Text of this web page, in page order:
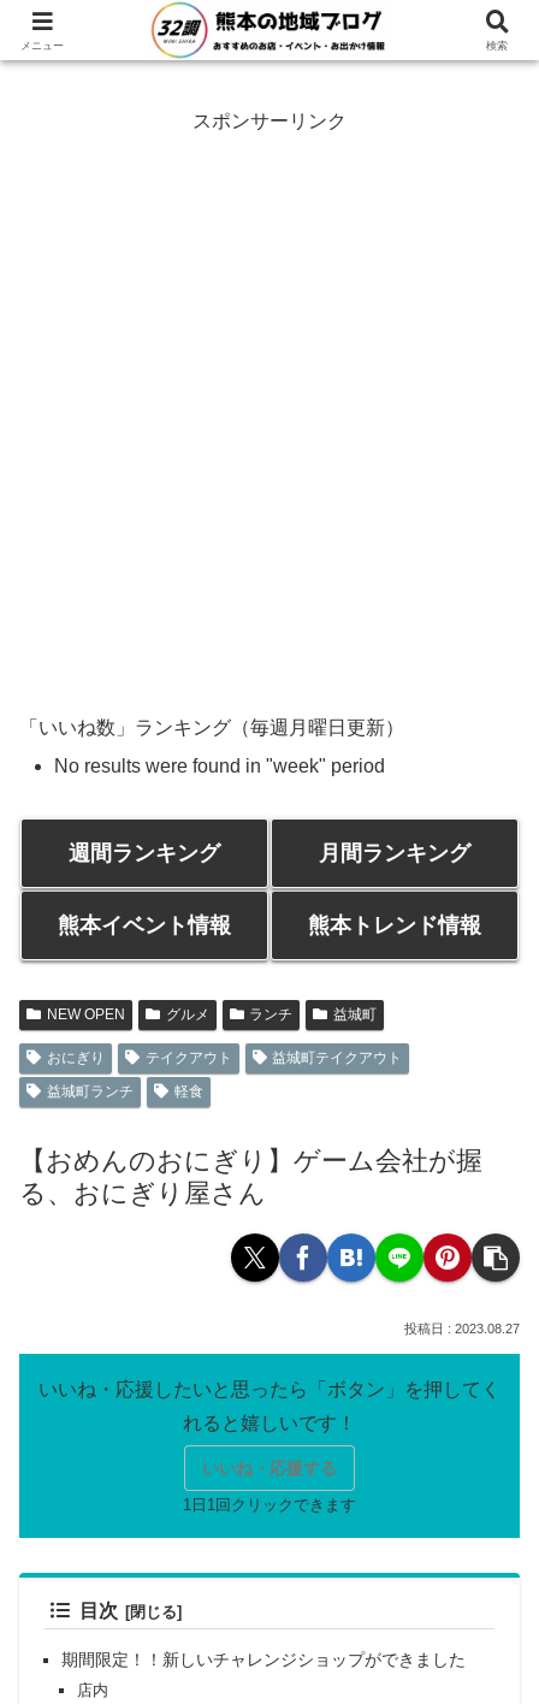
ホーム 熊本県 益城町
スポンサーリンク
「いいね数」ランキング（毎週月曜日更新）
No results were found in "week" period
週間ランキング 月間ランキング
熊本イベント情報 熊本トレンド情報
NEW OPEN グルメ ランチ 益城町
おにぎり テイクアウト
益城町テイクアウト
益城町ランチ
軽食
【おめんのおにぎり】ゲーム会社が握
る、おにぎり屋さん
2023.08.27
いいね・応援する
目次
期間限定！！新しいチャレンジショップができました
店内
メニュー 検索